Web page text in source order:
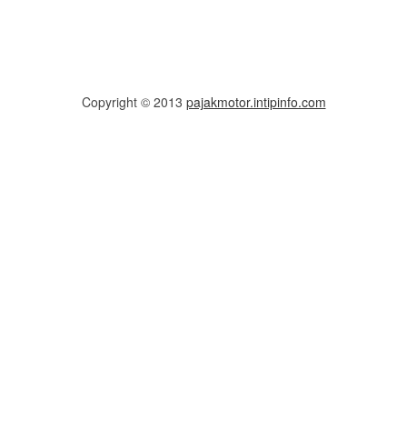
Copyright © 2013 pajakmotor.intipinfo.com